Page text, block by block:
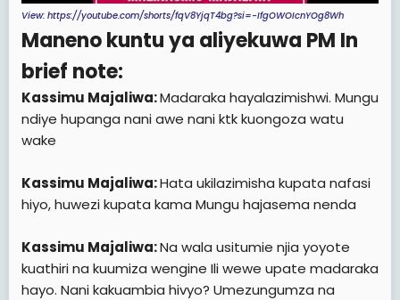
View: https://youtube.com/shorts/fqV8YjqT4bg?si=-IfgOWOIcnYOg8Wh
Maneno kuntu ya aliyekuwa PM In
brief note:
Kassimu Majaliwa:Madaraka hayalazimishwi. Mungu
ndiye hupanga nani awe nani ktk kuongoza watu
wake
Kassimu Majaliwa:Hata ukilazimisha kupata nafasi
hiyo, huwezi kupata kama Mungu hajasema nenda
Kassimu Majaliwa:Na wala usitumie njia yoyote
kuathiri na kuumiza wengine Ili wewe upate madaraka
hayo. Nani kakuambia hivyo? Umezungumza na